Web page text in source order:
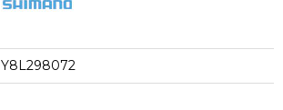
Y8L298072